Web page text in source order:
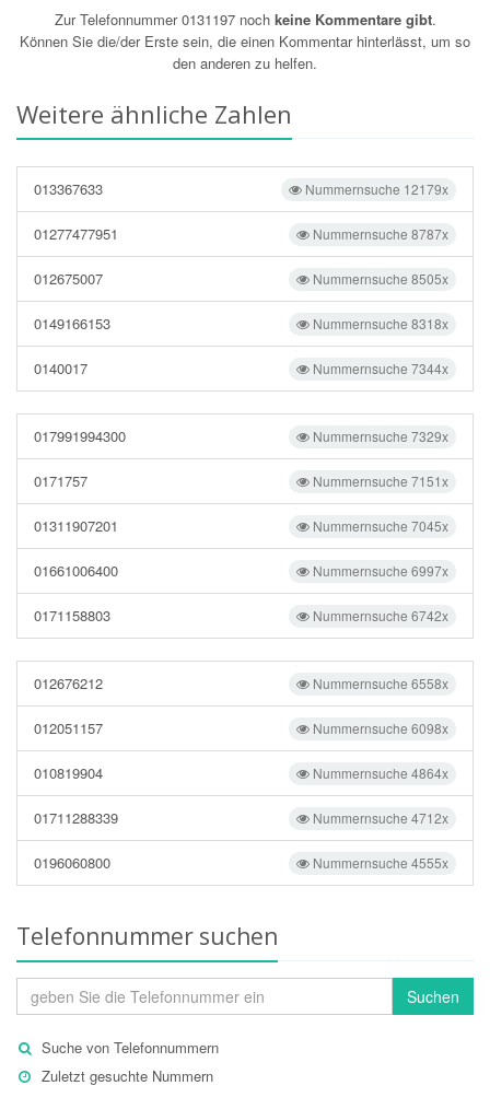
Zur Telefonnummer 0131197 noch keine Kommentare gibt.
Können Sie die/der Erste sein, die einen Kommentar hinterlässt, um so
den anderen zu helfen.
Weitere ähnliche Zahlen
Nummernsuche 12179x
013367633
Nummernsuche 8787x
01277477951
Nummernsuche 8505x
012675007
Nummernsuche 8318x
0149166153
Nummernsuche 7344x
0140017
Nummernsuche 7329x
017991994300
Nummernsuche 7151x
0171757
Nummernsuche 7045x
01311907201
Nummernsuche 6997x
01661006400
Nummernsuche 6742x
0171158803
Nummernsuche 6558x
012676212
Nummernsuche 6098x
012051157
Nummernsuche 4864x
010819904
Nummernsuche 4712x
01711288339
Nummernsuche 4555x
0196060800
Telefonnummer suchen
Suchen
Suche von Telefonnummern
Zuletzt gesuchte Nummern